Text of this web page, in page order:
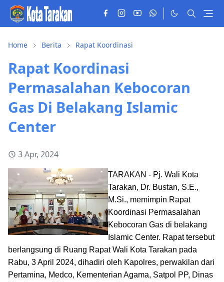
Home Berita Rapat Koordinasi
Rapat Koordinasi
Permasalahan Kebocoran
Gas Di Belakang Islamic
Center
3 Apr, 2024
TARAKAN - Pj. Wali Kota
Tarakan, Dr. Bustan, S.E.,
M.Si., memimpin Rapat
Koordinasi Permasalahan
Kebocoran Gas di belakang
Islamic Center. Rapat tersebut
berlangsung di Ruang Rapat Wali Kota Tarakan pada
Rabu, 3 April 2024, dihadiri oleh Kapolres, perwakilan dari
Pertamina, Medco, Kementerian Agama, Satpol PP, Dinas